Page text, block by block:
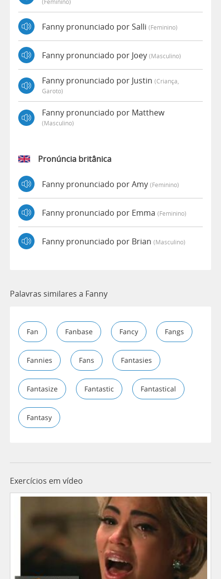
Fanny pronunciado por Salli (feminino)
Fanny pronunciado por Joey (masculino)
Fanny pronunciado por Justin (criança,
Garoto)
Fanny pronunciado por Matthew
(masculino)
Pronúncia britânica
Fanny pronunciado por Amy (feminino)
Fanny pronunciado por Emma (feminino)
Fanny pronunciado por Brian (masculino)
Palavras similares a Fanny
Fan Fanbase Fancy Fangs
Fannies Fans Fantasies
Fantasize Fantastic Fantastical
Fantasy
Exercícios em vídeo